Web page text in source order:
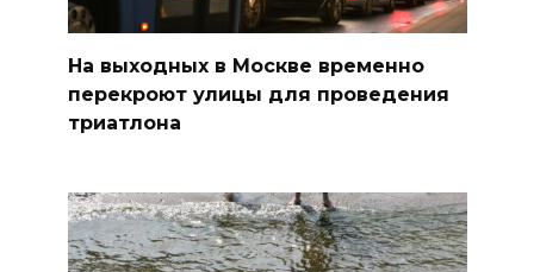
На выходных в Москве временно
перекроют улицы для проведения
триатлона